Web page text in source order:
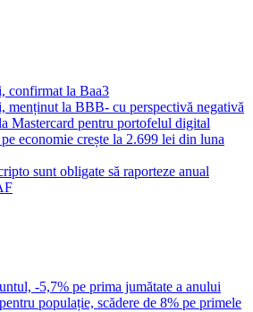
confirmat la Baa3
menținut la BBB- cu perspectivă negativă
Mastercard pentru portofelul digital
economie crește la 2.699 lei din luna
sunt obligate să raporteze anual
-5,7% pe prima jumătate a anului
populație, scădere de 8% pe primele